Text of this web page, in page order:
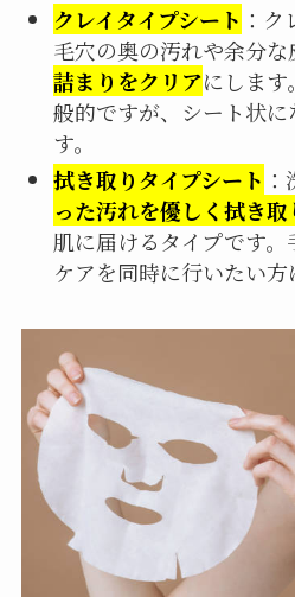
クレイタイプシート ：
毛穴の奥の汚れや余分な
詰まりをクリアにしま
般的ですが、シート状
す。
拭き取りタイプシート ：
った汚れを優しく拭き取
肌に届けるタイプです
ケアを同時に行いたい方